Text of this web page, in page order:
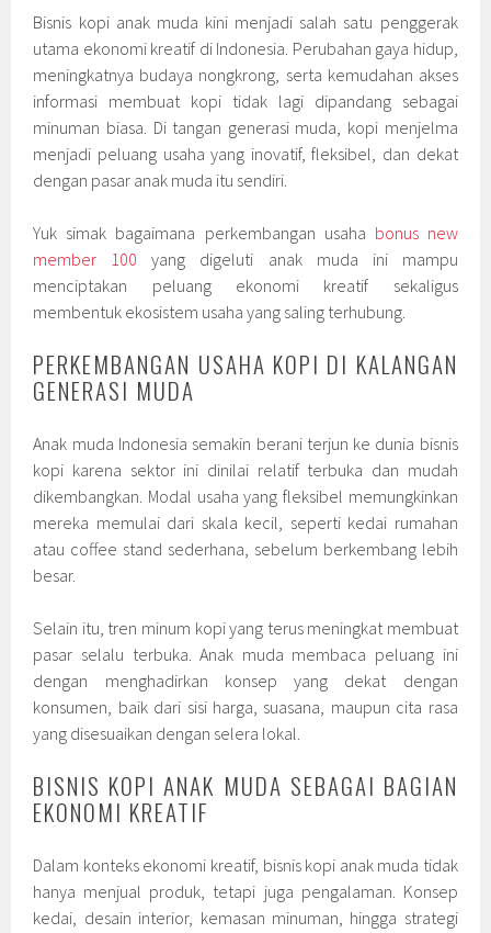
Bisnis kopi anak muda kini menjadi salah satu penggerak
utama ekonomi kreatif di Indonesia. Perubahan gaya hidup,
meningkatnya budaya nongkrong, serta kemudahan akses
informasi membuat kopi tidak lagi dipandang sebagai
minuman biasa. Di tangan generasi muda, kopi menjelma
menjadi peluang usaha yang inovatif, fleksibel, dan dekat
dengan pasar anak muda itu sendiri.
Yuk simak bagaimana perkembangan usaha bonus new
member 100 yang digeluti anak muda ini mampu
menciptakan peluang ekonomi kreatif sekaligus
membentuk ekosistem usaha yang saling terhubung.
PERKEMBANGAN USAHA KOPI DI KALANGAN
GENERASI MUDA
Anak muda Indonesia semakin berani terjun ke dunia bisnis
kopi karena sektor ini dinilai relatif terbuka dan mudah
dikembangkan. Modal usaha yang fleksibel memungkinkan
mereka memulai dari skala kecil, seperti kedai rumahan
atau coffee stand sederhana, sebelum berkembang lebih
besar.
Selain itu, tren minum kopi yang terus meningkat membuat
pasar selalu terbuka. Anak muda membaca peluang ini
dengan menghadirkan konsep yang dekat dengan
konsumen, baik dari sisi harga, suasana, maupun cita rasa
yang disesuaikan dengan selera lokal.
BISNIS KOPI ANAK MUDA SEBAGAI BAGIAN
EKONOMI KREATIF
Dalam konteks ekonomi kreatif, bisnis kopi anak muda tidak
hanya menjual produk, tetapi juga pengalaman. Konsep
kedai, desain interior, kemasan minuman, hingga strategi